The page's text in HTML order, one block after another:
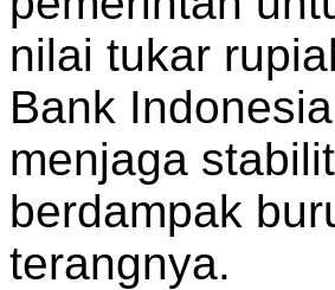
nilai tukar
Bank
menjaga
berdampak
terangnya.